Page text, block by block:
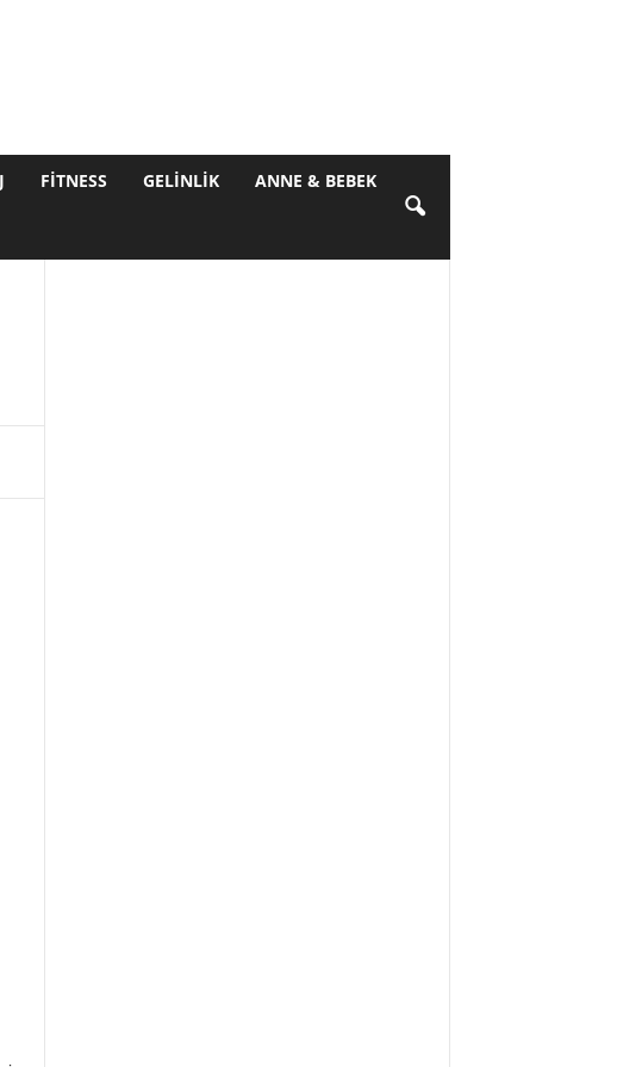
FITNESS GELINLIK ANNE & BEBEK